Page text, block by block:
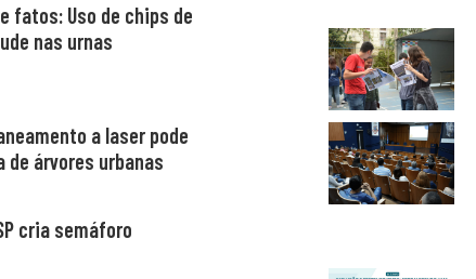
fatos: Uso de chips de
nas urnas
a laser pode
de árvores urbanas
cria semáforo